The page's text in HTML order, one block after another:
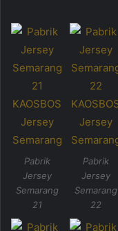
Pabrik
Jersey
Semarang
21
Pabrik
Jersey
Semarang
22